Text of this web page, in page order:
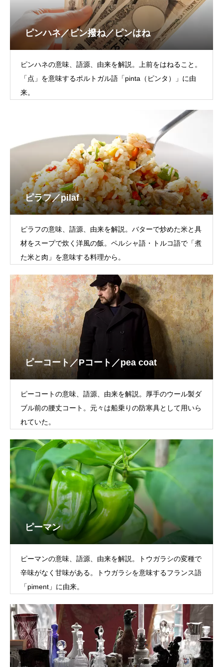
ピンハネ／ピン撥ね／ピンはね
ピンハネの意味、語源、由来を解説。上前をはねること。
「点」を意味するポルトガル語「pinta（ピンタ）」に由
来。
ピラフ／pilaf
ピラフの意味、語源、由来を解説。バターで炒めた米と具
材をスープで炊く洋風の飯。ペルシャ語・トルコ語で「煮
た米と肉」を意味する料理から。
ピーコート／Pコート／pea coat
ピーコートの意味、語源、由来を解説。厚手のウール製ダ
ブル前の腰丈コート。元々は船乗りの防寒具として用いら
れていた。
ピーマン
ピーマンの意味、語源、由来を解説。トウガラシの変種で
辛味がなく甘味がある。トウガラシを意味するフランス語
「piment」に由来。